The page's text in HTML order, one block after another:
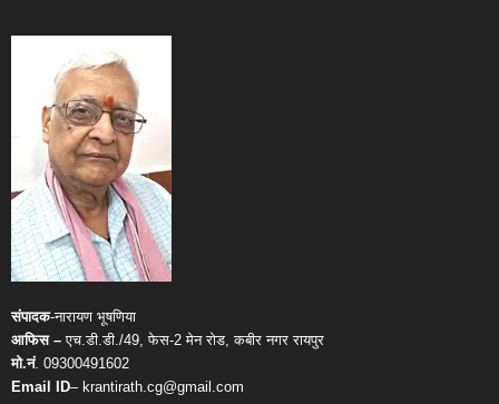
संपादक-नारायण भूषणिया
आफिस –एच.डी.डी./49, फेस-2 मेन रोड, कबीर नगर रायपुर
मो.नं. 09300491602
Email ID– krantirath.cg@gmail.com